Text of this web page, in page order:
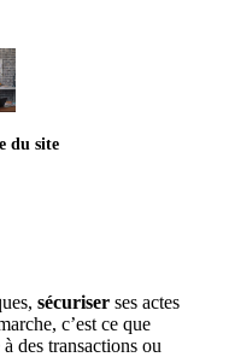
du site
sécuriser ses actes
c’est ce que
des transactions ou